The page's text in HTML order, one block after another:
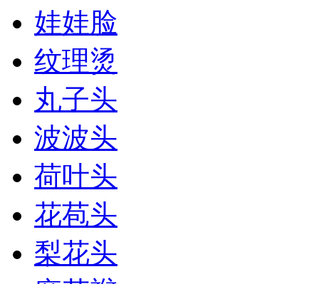
娃娃脸
纹理烫
丸子头
波波头
荷叶头
花苞头
梨花头